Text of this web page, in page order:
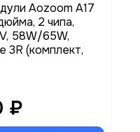
Aozoom A17
2 чипа,
58W/65W,
3R (комплект,
₽